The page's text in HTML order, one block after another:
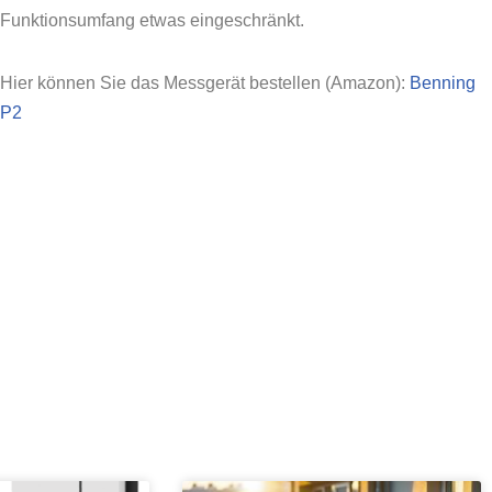
Funktionsumfang etwas eingeschränkt.
Hier können Sie das Messgerät bestellen (Amazon): Benning
P2